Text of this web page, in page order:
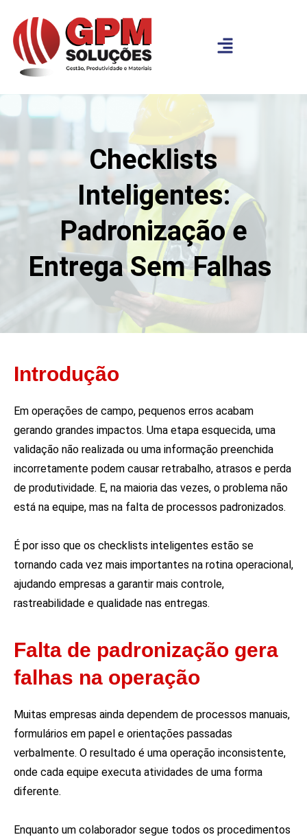
Checklists
Inteligentes:
Padronização e
Entrega Sem Falhas
Introdução
Em operações de campo, pequenos erros acabam
gerando grandes impactos. Uma etapa esquecida, uma
validação não realizada ou uma informação preenchida
incorretamente podem causar retrabalho, atrasos e perda
de produtividade. E, na maioria das vezes, o problema não
está na equipe, mas na falta de processos padronizados.
É por isso que os checklists inteligentes estão se
tornando cada vez mais importantes na rotina operacional,
ajudando empresas a garantir mais controle,
rastreabilidade e qualidade nas entregas.
Falta de padronização gera
falhas na operação
Muitas empresas ainda dependem de processos manuais,
formulários em papel e orientações passadas
verbalmente. O resultado é uma operação inconsistente,
onde cada equipe executa atividades de uma forma
diferente.
Enquanto um colaborador segue todos os procedimentos